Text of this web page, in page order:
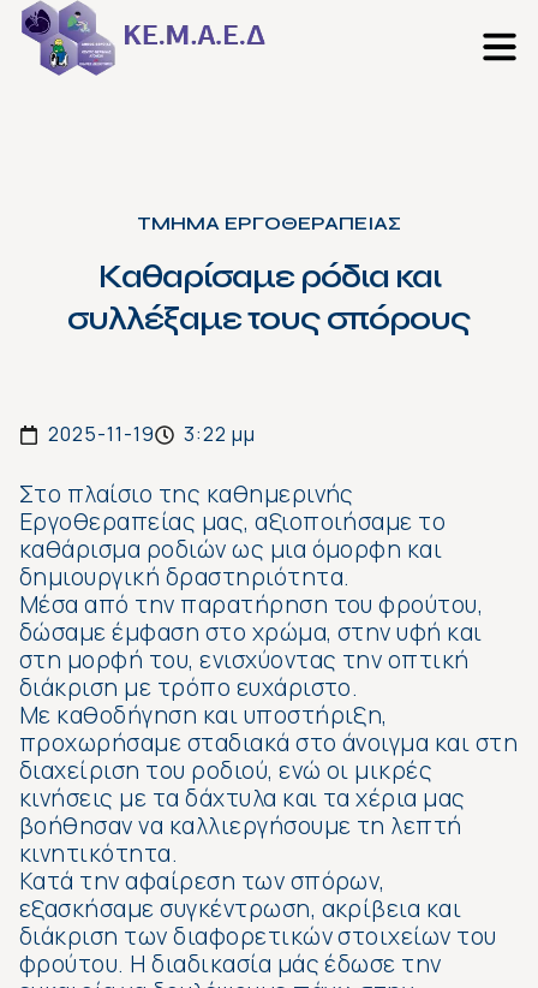
ΤΜΗΜΑ ΕΡΓΟΘΕΡΑΠΕΙΑΣ
Καθαρίσαμε ρόδια και
συλλέξαμε τους σπόρους
2025-11-19 3:22 μμ
Στο πλαίσιο της καθημερινής
Εργοθεραπείας μας, αξιοποιήσαμε το
καθάρισμα ροδιών ως μια όμορφη και
δημιουργική δραστηριότητα.
Μέσα από την παρατήρηση του φρούτου,
δώσαμε έμφαση στο χρώμα, στην υφή και
στη μορφή του, ενισχύοντας την οπτική
διάκριση με τρόπο ευχάριστο.
Με καθοδήγηση και υποστήριξη,
προχωρήσαμε σταδιακά στο άνοιγμα και στη
διαχείριση του ροδιού, ενώ οι μικρές
κινήσεις με τα δάχτυλα και τα χέρια μας
βοήθησαν να καλλιεργήσουμε τη λεπτή
κινητικότητα.
Κατά την αφαίρεση των σπόρων,
εξασκήσαμε συγκέντρωση, ακρίβεια και
διάκριση των διαφορετικών στοιχείων του
φρούτου. Η διαδικασία μάς έδωσε την